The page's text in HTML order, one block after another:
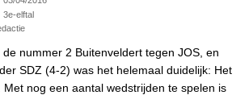
3e-elftal
nummer 2 Buitenveldert tegen JOS, en
SDZ (4-2) was het helemaal duidelijk: Het
nog een aantal wedstrijden te spelen is